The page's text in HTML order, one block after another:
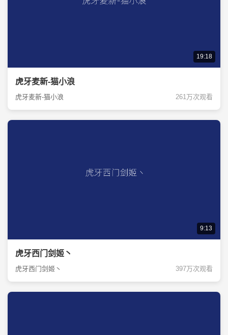
19:18
虎牙麦新-猫小浪
虎牙麦新-猫小浪 261万次观看
9:13
虎牙西门剑姬丶
虎牙西门剑姬丶 397万次观看